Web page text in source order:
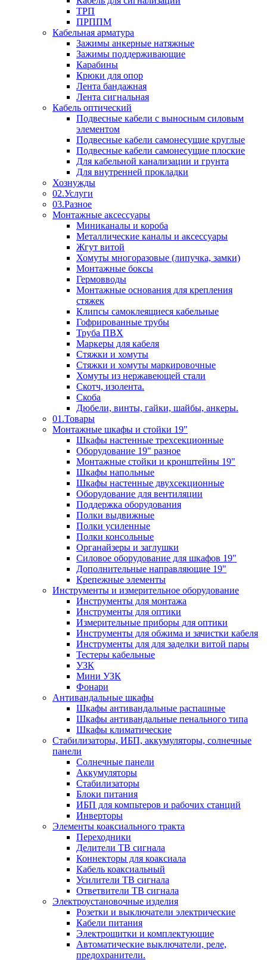
ТРП
ПРППМ
Кабельная арматура
Зажимы анкерные натяжные
Зажимы поддерживающие
Карабины
Крюки для опор
Лента бандажная
Лента сигнальная
Кабель оптический
Подвесные кабели с выносным силовым
элементом
Подвесные кабели самонесущие круглые
Подвесные кабели самонесущие плоские
Для кабельной канализации и грунта
Для внутренней прокладки
Хознужды
02.Услуги
03.Разное
Монтажные аксессуары
Миниканалы и короба
Металлические каналы и аксессуары
Жгут витой
Хомуты многоразовые (липучка, замки)
Монтажные боксы
Гермовводы
Монтажные основания для крепления
стяжек
Клипсы самоклеящиеся кабельные
Гофрированные трубы
Труба ПВХ
Маркеры для кабеля
Стяжки и хомуты
Стяжки и хомуты маркировочные
Хомуты из нержавеющей стали
Скотч, изолента.
Скоба
Дюбели, винты, гайки, шайбы, анкеры.
01.Товары
Монтажные шкафы и стойки 19"
Шкафы настенные трехсекционные
Оборудование 19" разное
Монтажные стойки и кронштейны 19"
Шкафы напольные
Шкафы настенные двухсекционные
Оборудование для вентиляции
Поддержка оборудования
Полки выдвижные
Полки усиленные
Полки консольные
Органайзеры и заглушки
Силовое оборудование для шкафов 19"
Дополнительные направляющие 19"
Крепежные элементы
Инструменты и измерительное оборудование
Инструменты для монтажа
Инструменты для оптики
Измерительные приборы для оптики
Инструменты для обжима и зачистки кабеля
Инструменты для для заделки витой пары
Тестеры кабельные
УЗК
Мини УЗК
Фонари
Антивандальные шкафы
Шкафы антивандальные распашные
Шкафы антивандальные пенального типа
Шкафы климатические
Стабилизаторы, ИБП, аккумуляторы, солнечные
панели
Солнечные панели
Аккумуляторы
Стабилизаторы
Блоки питания
ИБП для компьтеров и рабочих станций
Инверторы
Элементы коаксиального тракта
Переходники
Делители ТВ сигнала
Коннекторы для коаксиала
Кабель коаксиальный
Усилители ТВ сигнала
Ответвители ТВ сигнала
Электроустановочные изделия
Розетки и выключатели электрические
Кабели питания
Электрощитки и комплектующие
Автоматические выключатели, реле,
предохранители.